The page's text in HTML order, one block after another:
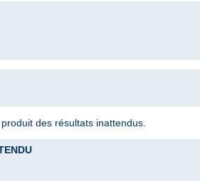
des résultats inattendus.